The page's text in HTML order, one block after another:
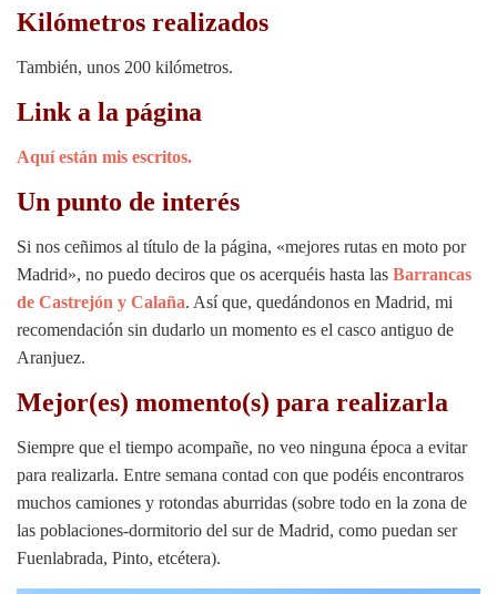
Kilómetros realizados
También, unos 200 kilómetros.
Link a la página
Aquí están mis escritos.
Un punto de interés
Si nos ceñimos al título de la página, «mejores rutas en moto por
Madrid», no puedo deciros que os acerquéis hasta las Barrancas
de Castrejón y Calaña. Así que, quedándonos en Madrid, mi
recomendación sin dudarlo un momento es el casco antiguo de
Aranjuez.
Mejor(es) momento(s) para realizarla
Siempre que el tiempo acompañe, no veo ninguna época a evitar
para realizarla. Entre semana contad con que podéis encontraros
muchos camiones y rotondas aburridas (sobre todo en la zona de
las poblaciones-dormitorio del sur de Madrid, como puedan ser
Fuenlabrada, Pinto, etcétera).